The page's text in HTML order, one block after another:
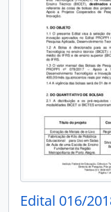
Edital 016/